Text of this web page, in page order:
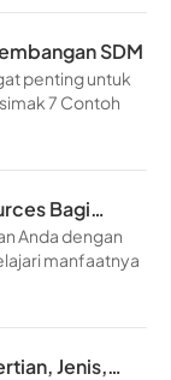
SDM
penting untuk
7 Contoh
Bagi
Anda dengan
manfaatnya
Jenis,